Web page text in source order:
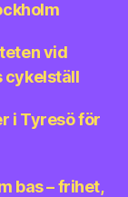
vid
cykelställ
i Tyresö för
bas – frihet,